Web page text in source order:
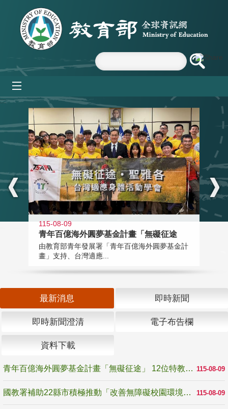
跳到主要內容區塊
:::
115-08-09
青年百億海外圓夢基金計畫「無礙征途
由教育部青年發展署「青年百億海外圓夢基金計
畫」支持、台灣適應...
最新消息 即時新聞
即時新聞澄清 電子布告欄
資料下載
115-08-09
青年百億海外圓夢基金計畫「無礙征途」 12位特教與弱勢青年勇闖西班牙 跨越感官限制見證生命蛻變
115-08-09
國教署補助22縣市積極推動「改善無障礙校園環境計畫」 打造友善、安全、無礙學習空間